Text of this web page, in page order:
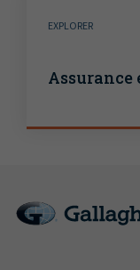
EXPLORER
Assurance